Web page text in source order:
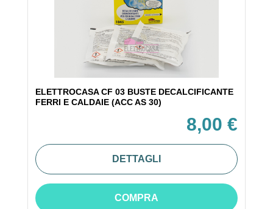
ELETTROCASA CF 03 BUSTE DECALCIFICANTE
FERRI E CALDAIE (ACC AS 30)
8,00 €
DETTAGLI
COMPRA